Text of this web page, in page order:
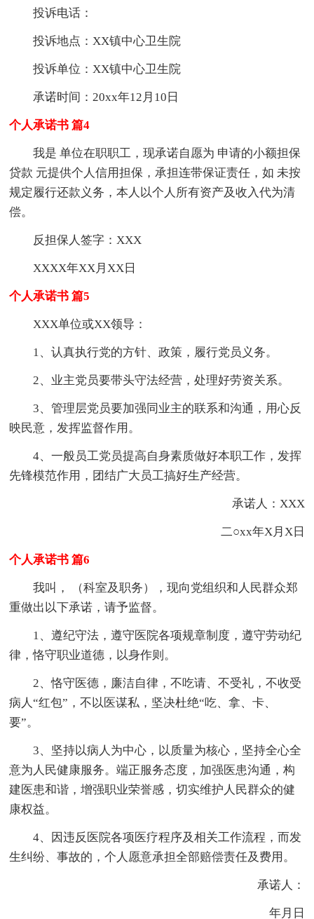
投诉电话：
投诉地点：XX镇中心卫生院
投诉单位：XX镇中心卫生院
承诺时间：20xx年12月10日
个人承诺书 篇4
我是 单位在职职工，现承诺自愿为 申请的小额担保
贷款 元提供个人信用担保，承担连带保证责任，如 未按
规定履行还款义务，本人以个人所有资产及收入代为清
偿。
反担保人签字：XXX
XXXX年XX月XX日
个人承诺书 篇5
XXX单位或XX领导：
1、认真执行党的方针、政策，履行党员义务。
2、业主党员要带头守法经营，处理好劳资关系。
3、管理层党员要加强同业主的联系和沟通，用心反
映民意，发挥监督作用。
4、一般员工党员提高自身素质做好本职工作，发挥
先锋模范作用，团结广大员工搞好生产经营。
承诺人：XXX
二○xx年X月X日
个人承诺书 篇6
我叫， （科室及职务），现向党组织和人民群众郑
重做出以下承诺，请予监督。
1、遵纪守法，遵守医院各项规章制度，遵守劳动纪
律，恪守职业道德，以身作则。
2、恪守医德，廉洁自律，不吃请、不受礼，不收受
病人“红包”，不以医谋私，坚决杜绝“吃、拿、卡、
要”。
3、坚持以病人为中心，以质量为核心，坚持全心全
意为人民健康服务。端正服务态度，加强医患沟通，构
建医患和谐，增强职业荣誉感，切实维护人民群众的健
康权益。
4、因违反医院各项医疗程序及相关工作流程，而发
生纠纷、事故的，个人愿意承担全部赔偿责任及费用。
承诺人：
年月日